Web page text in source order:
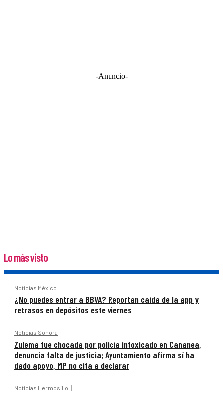
-Anuncio-
Lo más visto
Noticias México
¿No puedes entrar a BBVA? Reportan caída de la app y
retrasos en depósitos este viernes
Noticias Sonora
Zulema fue chocada por policía intoxicado en Cananea,
denuncia falta de justicia; Ayuntamiento afirma sí ha
dado apoyo, MP no cita a declarar
Noticias Hermosillo